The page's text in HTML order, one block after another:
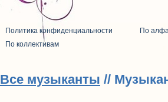
Политика конфиденциальности По
По коллективам
Все музыканты //